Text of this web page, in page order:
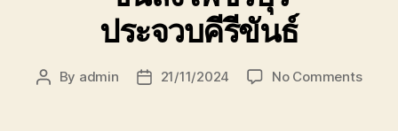
ประจวบคีรีขันธ์
Post
By admin
Post21/11/2024 No Commentson